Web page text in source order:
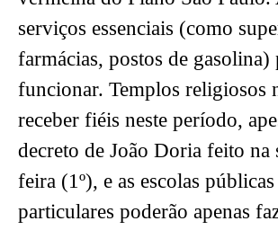
serviços essenciais (como
farmácias, postos de gasolina)
funcionar. Templos religiosos
receber fiéis neste período,
decreto de João Doria feito na
feira (1º), e as escolas públicas
particulares poderão apenas